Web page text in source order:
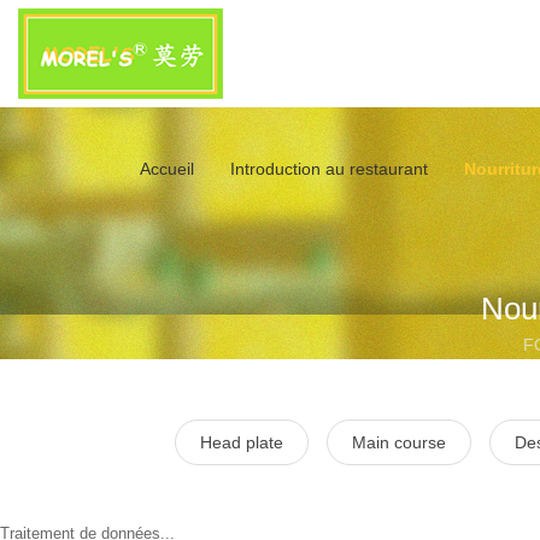
Accueil Introduction au restaurant
Head plate Main course
Traitement de données...